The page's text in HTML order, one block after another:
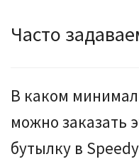
Часто
В каком
можно заказать
бутылку в